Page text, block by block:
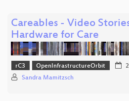
Careables - Video
Hardware for Care
rC3 OpenInfrastructureOrbit
Sandra Mamitzsch